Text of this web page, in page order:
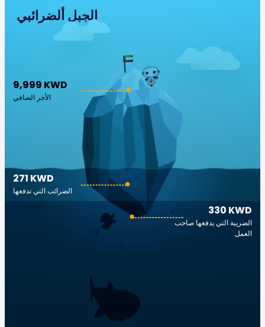
الجبل ألضرائبي
9,999 KWD
الأجر الصافي
330 KWD
الضريبة التي يدفعها صاحب
العمل
271 KWD
الضرائب التي تدفعها